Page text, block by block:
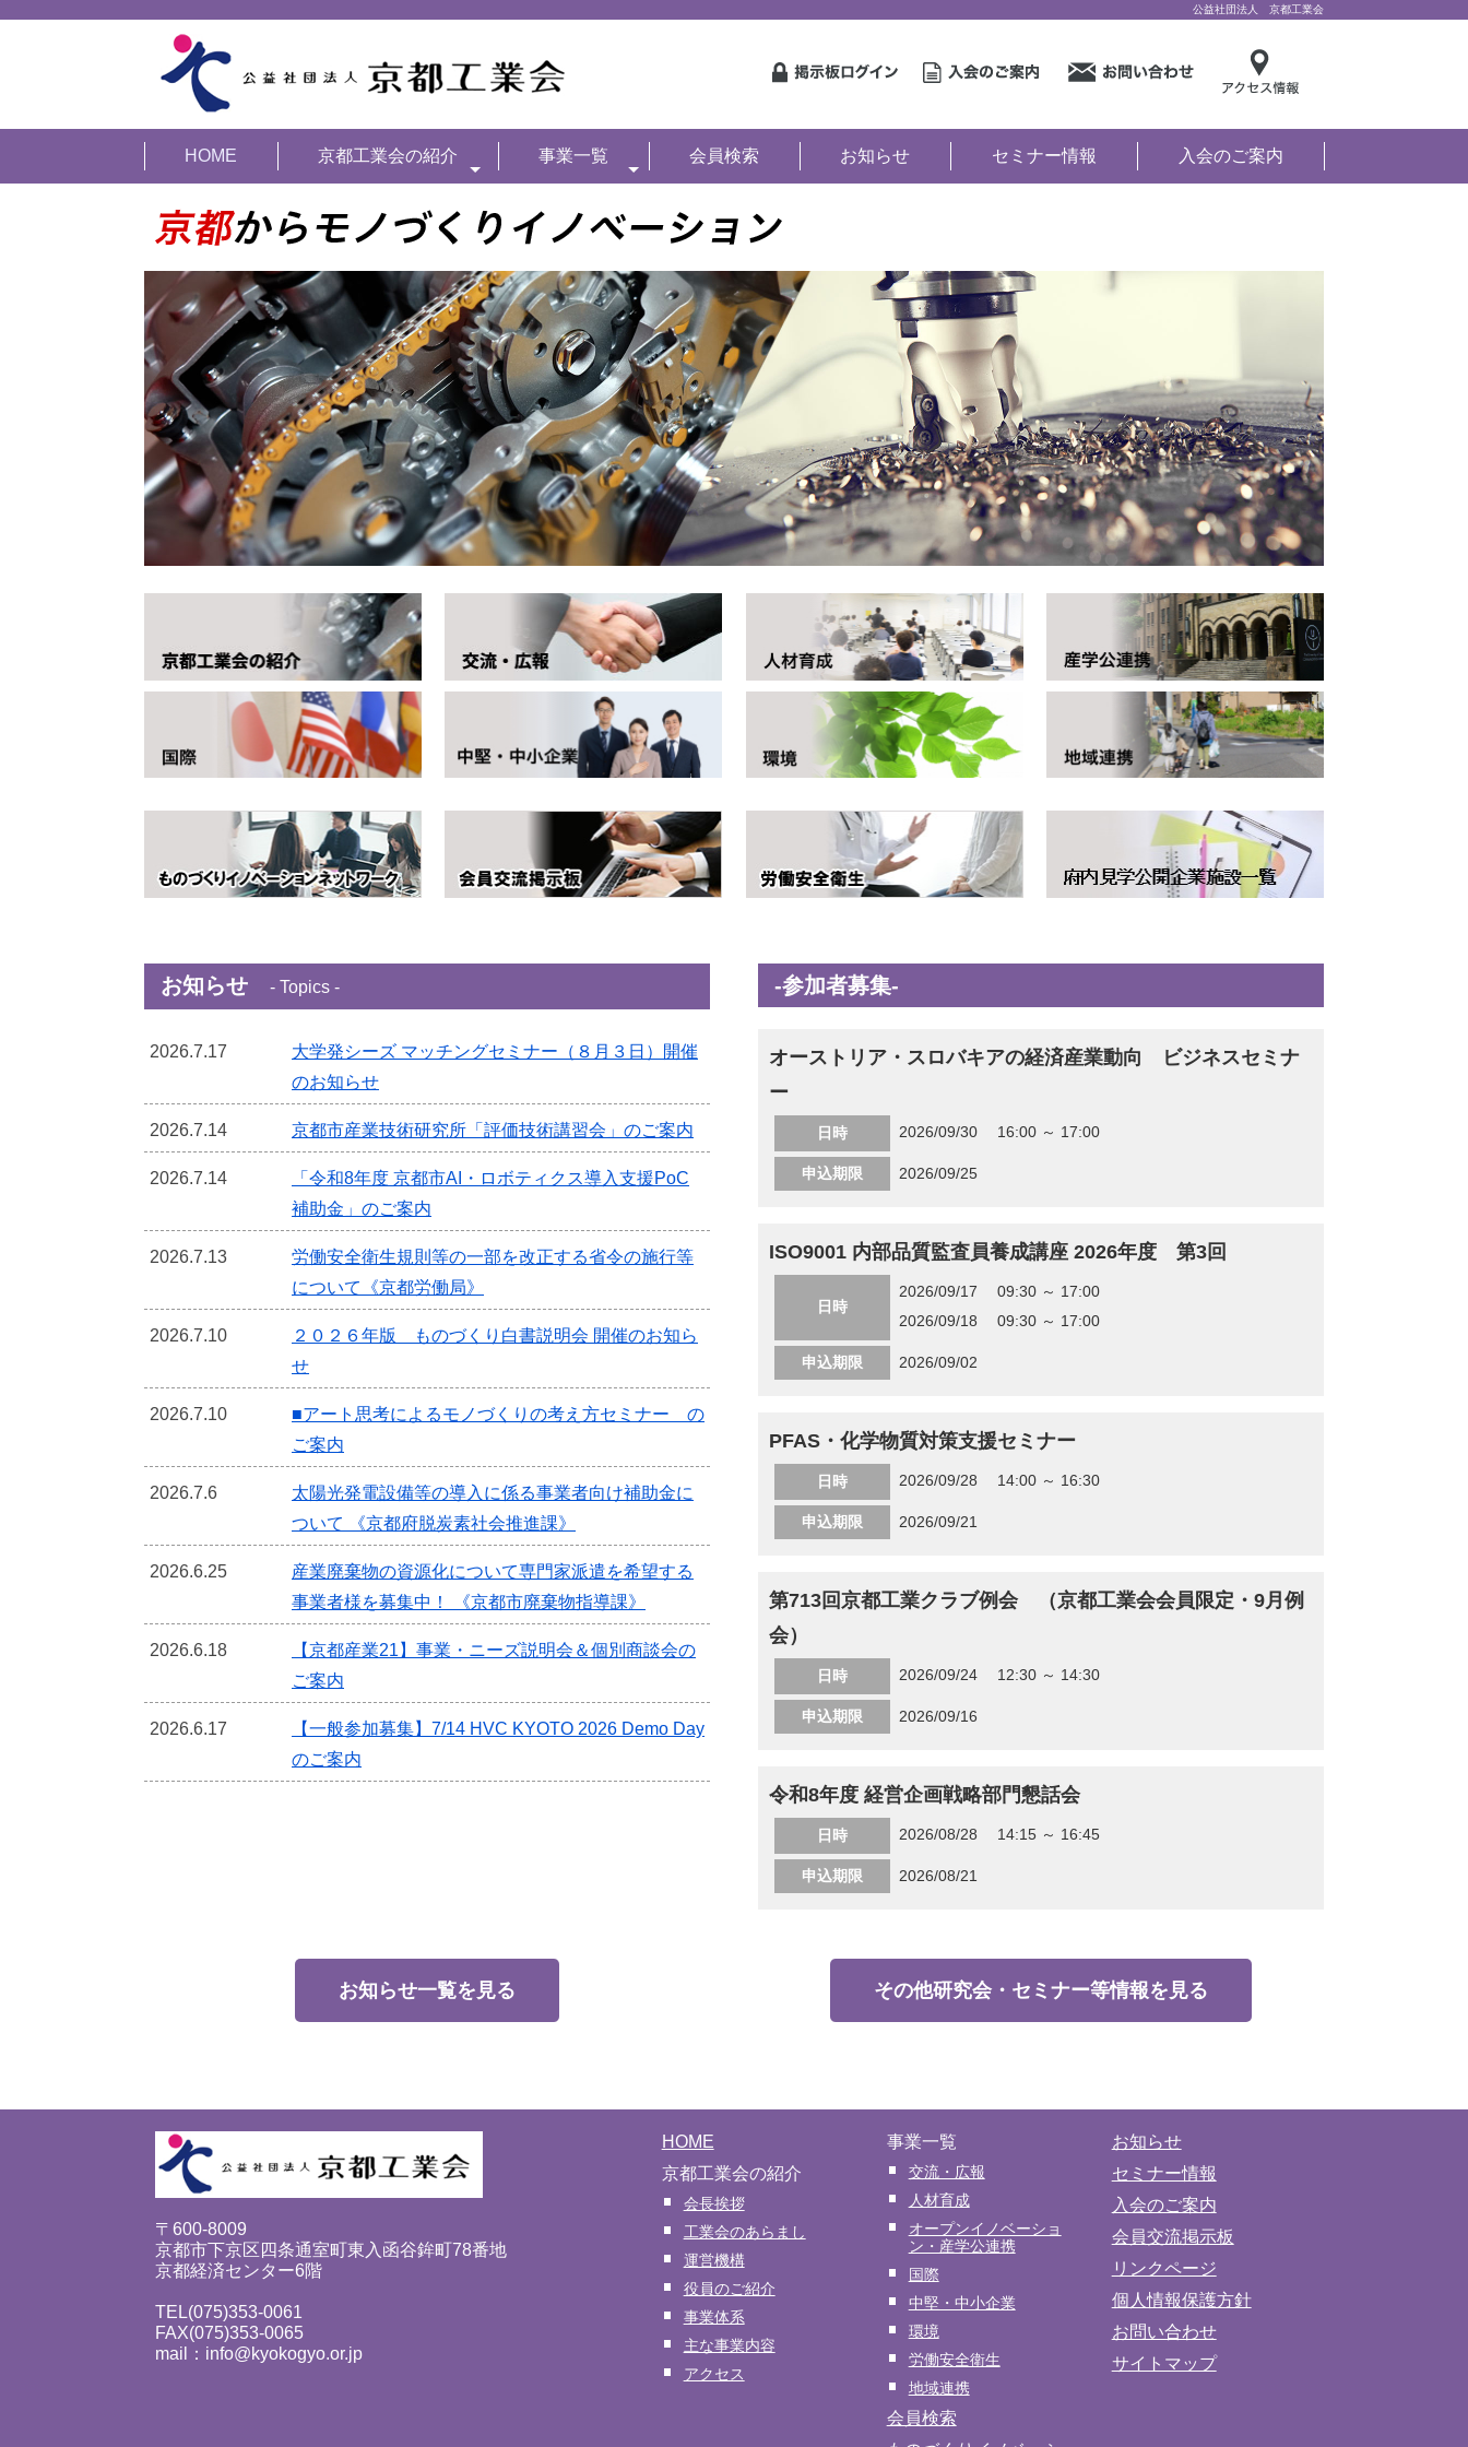
公益社団法人 京都工業会
HOME 京都工業会の紹介 事業一覧 会員検索 お知らせ セミナー情報 入会のご案内
お知らせ - Topics -
2026.7.17
大学発シーズ マッチングセミナー（８月３日）開催
のお知らせ
2026.7.14 京都市産業技術研究所「評価技術講習会」のご案内
2026.7.14
「令和8年度 京都市AI・ロボティクス導入支援PoC
補助金」のご案内
2026.7.13
労働安全衛生規則等の一部を改正する省令の施行等
について《京都労働局》
2026.7.10
２０２６年版 ものづくり白書説明会 開催のお知ら
せ
2026.7.10
■アート思考によるモノづくりの考え方セミナー の
ご案内
2026.7.6
太陽光発電設備等の導入に係る事業者向け補助金に
ついて 《京都府脱炭素社会推進課》
2026.6.25
産業廃棄物の資源化について専門家派遣を希望する
事業者様を募集中！ 《京都市廃棄物指導課》
2026.6.18
【京都産業21】事業・ニーズ説明会＆個別商談会の
ご案内
2026.6.17
【一般参加募集】7/14 HVC KYOTO 2026 Demo Day
のご案内
-参加者募集-
オーストリア・スロバキアの経済産業動向 ビジネスセミナ
ー
日時 2026/09/30 16:00 ～ 17:00
申込期限 2026/09/25
ISO9001 内部品質監査員養成講座 2026年度 第3回
日時
2026/09/17 09:30 ～ 17:00
2026/09/18 09:30 ～ 17:00
申込期限 2026/09/02
PFAS・化学物質対策支援セミナー
日時 2026/09/28 14:00 ～ 16:30
申込期限 2026/09/21
第713回京都工業クラブ例会 （京都工業会会員限定・9月例
会）
日時 2026/09/24 12:30 ～ 14:30
申込期限 2026/09/16
令和8年度 経営企画戦略部門懇話会
日時 2026/08/28 14:15 ～ 16:45
申込期限 2026/08/21
お知らせ一覧を見る その他研究会・セミナー等情報を見る
〒600-8009
京都市下京区四条通室町東入函谷鉾町78番地
京都経済センター6階
TEL(075)353-0061
FAX(075)353-0065
mail：info@kyokogyo.or.jp
HOME
京都工業会の紹介
会長挨拶
工業会のあらまし
運営機構
役員のご紹介
事業体系
主な事業内容
アクセス
事業一覧
交流・広報
人材育成
オープンイノベーショ
ン・産学公連携
国際
中堅・中小企業
環境
労働安全衛生
地域連携
会員検索
お知らせ
セミナー情報
入会のご案内
会員交流掲示板
リンクページ
個人情報保護方針
お問い合わせ
サイトマップ